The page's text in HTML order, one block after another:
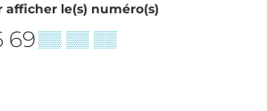
afficher le(s) numéro(s)
69▒▒ ▒▒ ▒▒